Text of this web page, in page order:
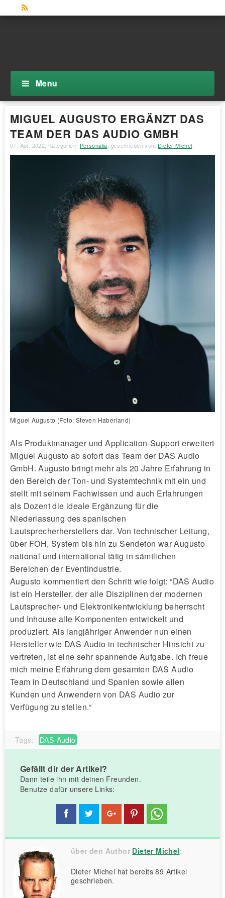
Menu
MIGUEL AUGUSTO ERGÄNZT DAS
TEAM DER DAS AUDIO GMBH
07. Apr. 2022 , Kategorien: Personalia; geschrieben von: Dieter Michel
Miguel Augusto (Foto: Steven Haberland)
Als Produktmanager und Application-Support erweitert
Miguel Augusto ab sofort das Team der DAS Audio
GmbH. Augusto bringt mehr als 20 Jahre Erfahrung in
den Bereich der Ton- und Systemtechnik mit ein und
stellt mit seinem Fachwissen und auch Erfahrungen
als Dozent die ideale Ergänzung für die
Niederlassung des spanischen
Lautsprecherherstellers dar. Von technischer Leitung,
über FOH, System bis hin zu Sendeton war Augusto
national und international tätig in sämtlichen
Bereichen der Eventindustrie.
Augusto kommentiert den Schritt wie folgt: “DAS Audio
ist ein Hersteller, der alle Disziplinen der modernen
Lautsprecher- und Elektronikentwicklung beherrscht
und Inhouse alle Komponenten entwickelt und
produziert. Als langjähriger Anwender nun einen
Hersteller wie DAS Audio in technischer Hinsicht zu
vertreten, ist eine sehr spannende Aufgabe. Ich freue
mich meine Erfahrung dem gesamten DAS Audio
Team in Deutschland und Spanien sowie allen
Kunden und Anwendern von DAS Audio zur
Verfügung zu stellen.“
Tags: DAS-Audio
Gefällt dir der Artikel?
Dann teile ihn mit deinen Freunden.
Benutze dafür unsere Links:
über den Author Dieter Michel:
Dieter Michel hat bereits 89 Artikel
geschrieben.